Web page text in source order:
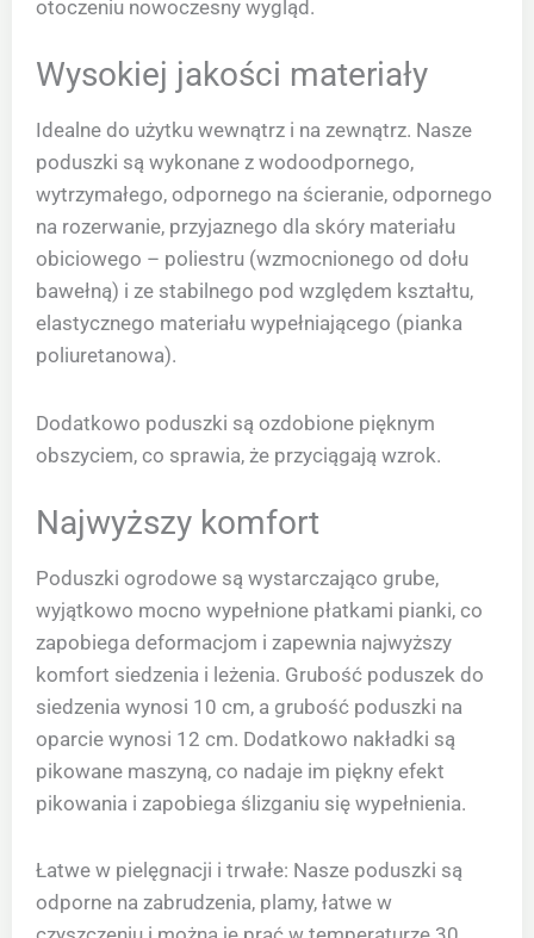
otoczeniu nowoczesny wygląd.
Wysokiej jakości materiały
Idealne do użytku wewnątrz i na zewnątrz. Nasze
poduszki są wykonane z wodoodpornego,
wytrzymałego, odpornego na ścieranie, odpornego
na rozerwanie, przyjaznego dla skóry materiału
obiciowego – poliestru (wzmocnionego od dołu
bawełną) i ze stabilnego pod względem kształtu,
elastycznego materiału wypełniającego (pianka
poliuretanowa).
Dodatkowo poduszki są ozdobione pięknym
obszyciem, co sprawia, że przyciągają wzrok.
Najwyższy komfort
Poduszki ogrodowe są wystarczająco grube,
wyjątkowo mocno wypełnione płatkami pianki, co
zapobiega deformacjom i zapewnia najwyższy
komfort siedzenia i leżenia. Grubość poduszek do
siedzenia wynosi 10 cm, a grubość poduszki na
oparcie wynosi 12 cm. Dodatkowo nakładki są
pikowane maszyną, co nadaje im piękny efekt
pikowania i zapobiega ślizganiu się wypełnienia.
Łatwe w pielęgnacji i trwałe: Nasze poduszki są
odporne na zabrudzenia, plamy, łatwe w